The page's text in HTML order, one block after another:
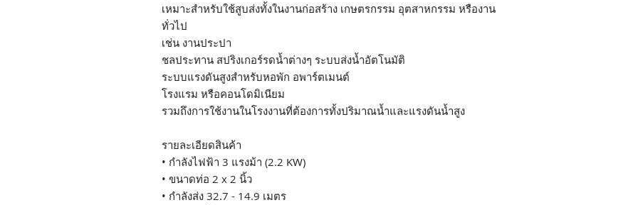
เหมาะสำหรับใช้สูบส่งทั้งในงานก่อสร้าง เกษตรกรรม อุตสาหกรรม หรืองาน
ทั่วไป
เช่น งานประปา
ชลประทาน สปริงเกอร์รดน้ำต่างๆ ระบบส่งน้ำอัตโนมัติ
ระบบแรงดันสูงสำหรับหอพัก อพาร์ตเมนต์
โรงแรม หรือคอนโดมิเนียม
รวมถึงการใช้งานในโรงงานที่ต้องการทั้งปริมาณน้ำและแรงดันน้ำสูง
รายละเอียดสินค้า
• กำลังไฟฟ้า 3 แรงม้า (2.2 KW)
• ขนาดท่อ 2 x 2 นิ้ว
• กำลังส่ง 32.7 - 14.9 เมตร